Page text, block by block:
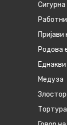
Сигурна
Пријави
Родова
Медуза